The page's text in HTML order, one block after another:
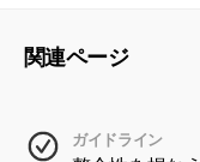
関連ページ
ガイドライン